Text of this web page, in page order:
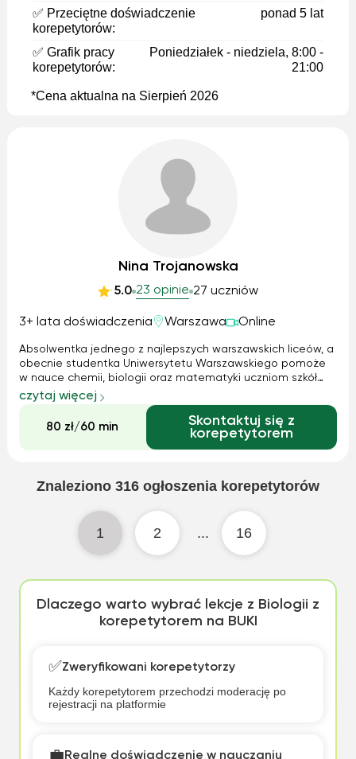
✅ Przeciętne doświadczenie
korepetytorów:
ponad 5 lat
✅ Grafik pracy
korepetytorów:
Poniedziałek - niedziela, 8:00 -
21:00
*Cena aktualna na Sierpień 2026
Nina Trojanowska
5.0 23 opinie 27 uczniów
3+ lata doświadczenia Warszawa Online
Absolwentka jednego z najlepszych warszawskich liceów, a
obecnie studentka Uniwersytetu Warszawskiego pomoże
w nauce chemii, biologii oraz matematyki uczniom szkół
podstawowych, jaki i ponadpodstawowych. Zapewniam
własne materiały na każde zajęcia, lekcje mogą się
odbywać zarówno u mnie, jak i u ucz...
czytaj więcej
80 zł/60 min
Skontaktuj się z
korepetytorem
Znaleziono 316 ogłoszenia korepetytorów
1 2 ... 16
Dlaczego warto wybrać lekcje z Biologii z
korepetytorem na BUKI
✅Zweryfikowani korepetytorzy
Każdy korepetytorem przechodzi moderację po
rejestracji na platformie
💼Realne doświadczenie w nauczaniu